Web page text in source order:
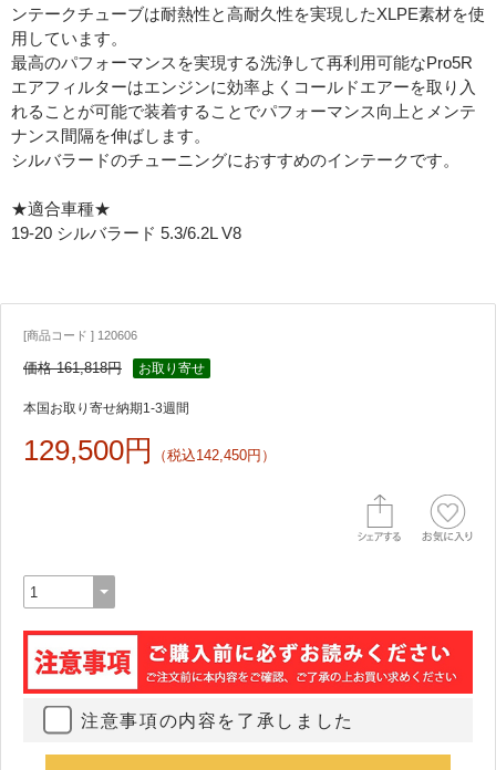
ンテークチューブは耐熱性と高耐久性を実現したXLPE素材を使
用しています。
最高のパフォーマンスを実現する洗浄して再利用可能なPro5R
エアフィルターはエンジンに効率よくコールドエアーを取り入
れることが可能で装着することでパフォーマンス向上とメンテ
ナンス間隔を伸ばします。
シルバラードのチューニングにおすすめのインテークです。
★適合車種★
19-20 シルバラード 5.3/6.2L V8
[商品コード ] 120606
価格 161,818円 お取り寄せ
本国お取り寄せ納期1-3週間
129,500円 （税込142,450円）
注意事項の内容を了承しました